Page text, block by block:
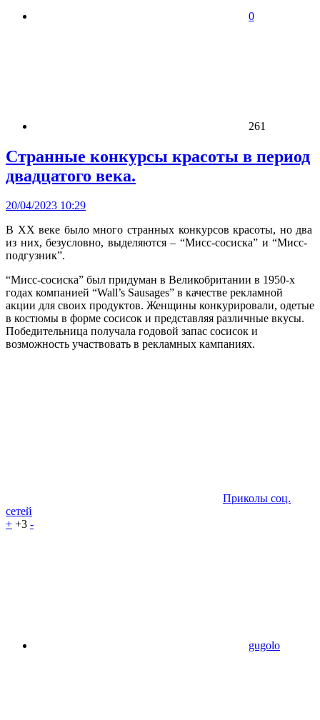
0
261
Странные конкурсы красоты в период
двадцатого века.
20/04/2023 10:29
В XX веке было много странных конкурсов красоты, но два
из них, безусловно, выделяются – “Мисс-сосиска” и “Мисс-
подгузник”.
“Мисс-сосиска” был придуман в Великобритании в 1950-х
годах компанией “Wall’s Sausages” в качестве рекламной
акции для своих продуктов. Женщины конкурировали, одетые
в костюмы в форме сосисок и представляя различные вкусы.
Победительница получала годовой запас сосисок и
возможность участвовать в рекламных кампаниях.
Приколы соц.
сетей
+ +3 -
gugolo